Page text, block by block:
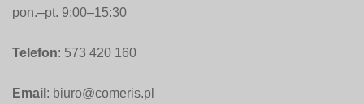
pon.–pt. 9:00–15:30
Telefon: 573 420 160
Email : biuro@comeris.pl